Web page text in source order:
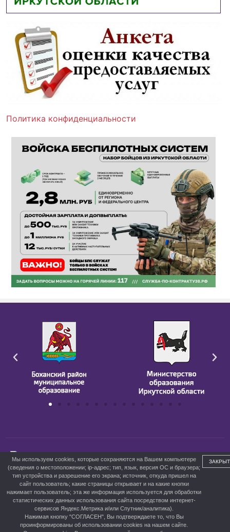
Политика конфиденциальности
ГБПОУ ИО БПК им. Д. Банзарова
Версия для слабовидящих
Мы используем cookies, которые сохраняются на Вашем компьютере
(сведения о местоположении; ip-адрес; тип, язык, версия ОС и браузера;
тип устройства и разрешение его экрана; источник, откуда пришел на
сайт пользователь; какие страницы открывает и на какие кнопки
нажимает пользователь; эта же информация используется для обработки
статистических данных использования сайта посредством интернет-
сервисов Яндекс.Метрика и/или Спутник/аналитика).
Нажимая кнопку "СОГЛАСЕН", Вы подтверждаете то, что Вы
проинформированы об использовании cookies на нашем сайте.